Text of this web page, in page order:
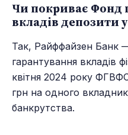
Чи покриває Фонд
вкладів депозити
Так, Райффайзен Банк
гарантування вкладів
квітня 2024 року
грн на одного
банкрутства.